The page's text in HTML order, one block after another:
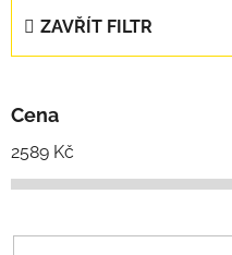
ZAVŘÍT FILTR
Cena
2589 Kč